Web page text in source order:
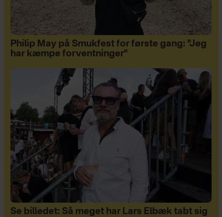
Philip May på Smukfest for første gang: "Jeg
har kæmpe forventninger"
Se billedet: Så meget har Lars Elbæk tabt sig